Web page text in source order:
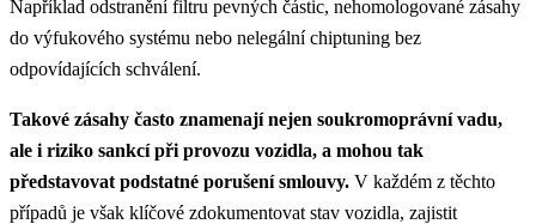
Například odstranění filtru pevných částic, nehomologované zásahy
do výfukového systému nebo nelegální chiptuning bez
odpovídajících schválení.
Takové zásahy často znamenají nejen soukromoprávní vadu,
ale i riziko sankcí při provozu vozidla, a mohou tak
představovat podstatné porušení smlouvy. V každém z těchto
případů je však klíčové zdokumentovat stav vozidla, zajistit